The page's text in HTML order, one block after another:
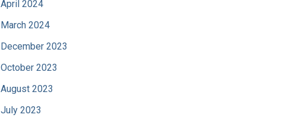
April 2024
March 2024
December 2023
October 2023
August 2023
July 2023